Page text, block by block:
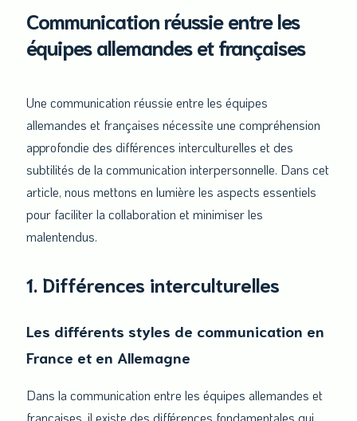
Communication
réussie
entre
allemandes
et
françaises
Communication réussie entre les
équipes allemandes et françaises
Une communication réussie entre les équipes
allemandes et françaises nécessite une compréhension
approfondie des différences interculturelles et des
subtilités de la communication interpersonnelle. Dans cet
article, nous mettons en lumière les aspects essentiels
pour faciliter la collaboration et minimiser les
malentendus.
1. Différences interculturelles
Les différents styles de communication en
France et en Allemagne
Dans la communication entre les équipes allemandes et
françaises, il existe des différences fondamentales qui